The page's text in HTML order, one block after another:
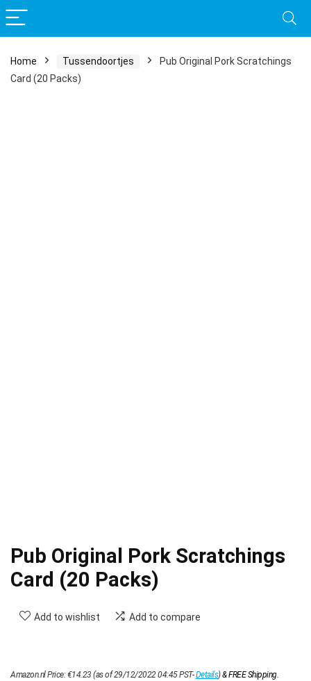
Home Tussendoortjes
Pub Original Pork Scratchings
Card (20 Packs)
Pub Original Pork Scratchings
Card (20 Packs)
Add to wishlist Add to compare
Amazon.nl Price:€14.23 (as of 29/12/2022 04:45 PST-Details)&FREE Shipping.